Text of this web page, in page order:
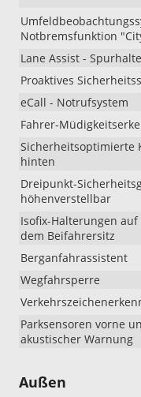
Notbremsfunktion
Lane Assist -
Proaktives
eCall - Notrufsystem
Fahrer-
Sicherheitsoptimierte
hinten
Dreipunkt-
höhenverstellbar
Isofix-Halterungen
dem Beifahrersitz
Berganfahrassistent
Wegfahrsperre
Parksensoren vorne
akustischer Warnung
Außen